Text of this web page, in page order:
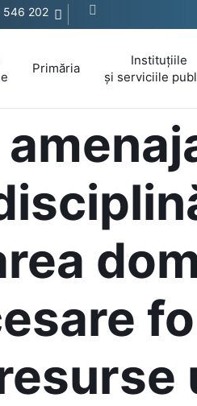
546 202
Primăria
Instituțiile
și serviciile